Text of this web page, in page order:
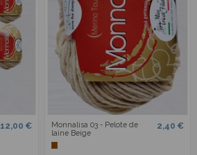
12,00 €
Monnalisa 03 - Pelote de
laine Beige
2,40 €